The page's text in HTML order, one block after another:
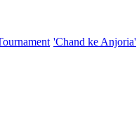
'Chand ke Anjoria'